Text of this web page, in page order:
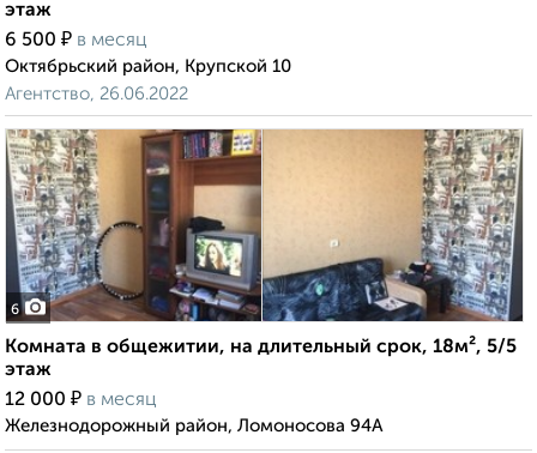
этаж
6 500 ₽ в месяц
Октябрьский район, Крупской 10
Агентство, 26.06.2022
6
Комната в общежитии, на длительный срок, 18м², 5/5
этаж
12 000 ₽ в месяц
Железнодорожный район, Ломоносова 94А